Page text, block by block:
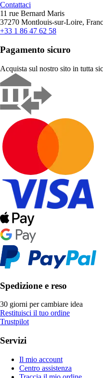
Contattaci
11 rue Bernard Maris
37270 Montlouis-sur-Loire,
+33 1 86 47 62 58
Pagamento sicuro
Acquista sul nostro sito in tutta
Spedizione e reso
30 giorni per cambiare idea
Restituisci il tuo ordine
Trustpilot
Servizi
Il mio account
Centro assistenza